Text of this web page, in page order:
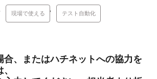
現場で使える テスト自動化
合、またはハチネットへの協力を